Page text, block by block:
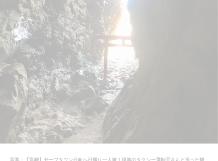
写真：【宮崎】サーフタウン日向へ日帰り一人旅！現地のタクシー運転手さんと巡った観